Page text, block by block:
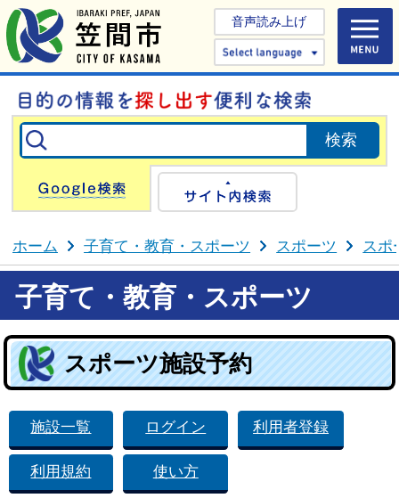
音声読み上げ
Select
Google検索
ホーム 子育て・教育・スポーツ スポーツ スポ
子育て・教育・スポーツ
スポーツ施設予約
施設一覧 ログイン 利用者登録
利用規約 使い方